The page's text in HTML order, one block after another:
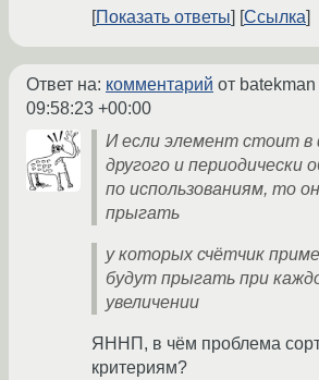
Показать ответы Ссылка
Ответ на: комментарий от batekman
09:58:23 +00:00
И если элемент стоит в
другого и периодически
по использованиям, то
прыгать
у которых счётчик
будут прыгать при
увеличении
ЯННП, в чём проблема
критериям?